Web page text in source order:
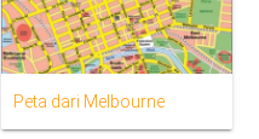
Peta dari Melbourne